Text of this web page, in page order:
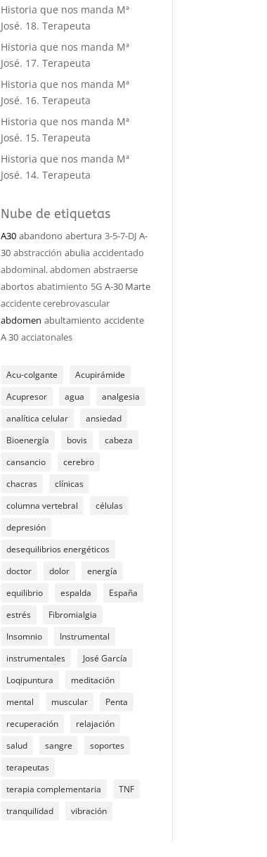
Historia que nos manda Mª
José. 18. Terapeuta
Historia que nos manda Mª
José. 17. Terapeuta
Historia que nos manda Mª
José. 16. Terapeuta
Historia que nos manda Mª
José. 15. Terapeuta
Historia que nos manda Mª
José. 14. Terapeuta
Nube de etiquetas
A30 abandono abertura 3-5-7-DJ A-
30 abstracción abulia accidentado
abdominal. abdomen abstraerse
abortos abatimiento 5G A-30 Marte
accidente cerebrovascular
abdomen abultamiento accidente
A 30 acciatonales
Acu-colgante
Acupirámide
Acupresor
agua
analgesia
analítica celular
ansiedad
Bioenergía
bovis
cabeza
cansancio
cerebro
chacras
clínicas
columna vertebral
células
depresión
desequilibrios energéticos
doctor
dolor
energía
equilibrio
espalda
España
estrés
Fibromialgia
Insomnio
Instrumental
instrumentales
José García
Loqipuntura
meditación
mental
muscular
Penta
recuperación
relajación
salud
sangre
soportes
terapeutas
terapia complementaria
TNF
tranquilidad
vibración